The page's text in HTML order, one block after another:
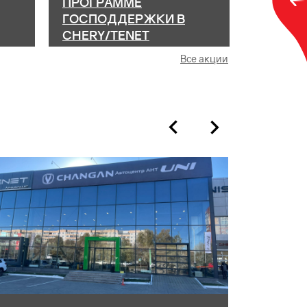
ГОСПОДДЕРЖКИ В
CHERY/TENET
АВТОЦЕНТР АНТ!
Все акции